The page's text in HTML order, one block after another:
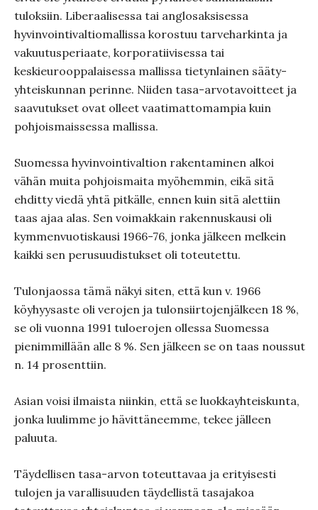
tuloksiin. Liberaalisessa tai anglosaksisessa
hyvinvointivaltiomallissa korostuu tarveharkinta ja
vakuutusperiaate, korporatiivisessa tai
keskieurooppalaisessa mallissa tietynlainen sääty-
yhteiskunnan perinne. Niiden tasa-arvotavoitteet ja
saavutukset ovat olleet vaatimattomampia kuin
pohjoismaissessa mallissa.
Suomessa hyvinvointivaltion rakentaminen alkoi
vähän muita pohjoismaita myöhemmin, eikä sitä
ehditty viedä yhtä pitkälle, ennen kuin sitä alettiin
taas ajaa alas. Sen voimakkain rakennuskausi oli
kymmenvuotiskausi 1966-76, jonka jälkeen melkein
kaikki sen perusuudistukset oli toteutettu.
Tulonjaossa tämä näkyi siten, että kun v. 1966
köyhyysaste oli verojen ja tulonsiirtojenjälkeen 18 %,
se oli vuonna 1991 tuloerojen ollessa Suomessa
pienimmillään alle 8 %. Sen jälkeen se on taas noussut
n. 14 prosenttiin.
Asian voisi ilmaista niinkin, että se luokkayhteiskunta,
jonka luulimme jo hävittäneemme, tekee jälleen
paluuta.
Täydellisen tasa-arvon toteuttavaa ja erityisesti
tulojen ja varallisuuden täydellistä tasajakoa